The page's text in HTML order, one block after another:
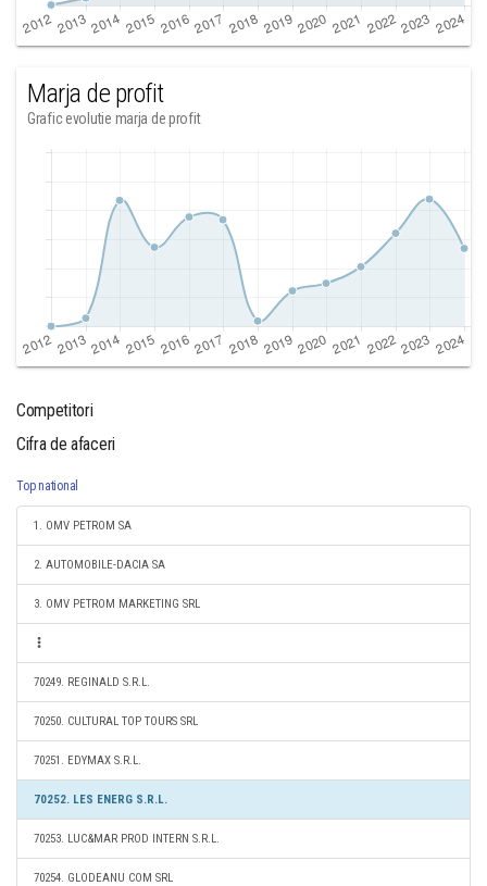
Marja de profit
Grafic evolutie marja de profit
Competitori
Cifra de afaceri
Top national
1. OMV PETROM SA
2. AUTOMOBILE-DACIA SA
3. OMV PETROM MARKETING SRL
70249. REGINALD S.R.L.
70250. CULTURAL TOP TOURS SRL
70251. EDYMAX S.R.L.
70252. LES ENERG S.R.L.
70253. LUC&MAR PROD INTERN S.R.L.
70254. GLODEANU COM SRL